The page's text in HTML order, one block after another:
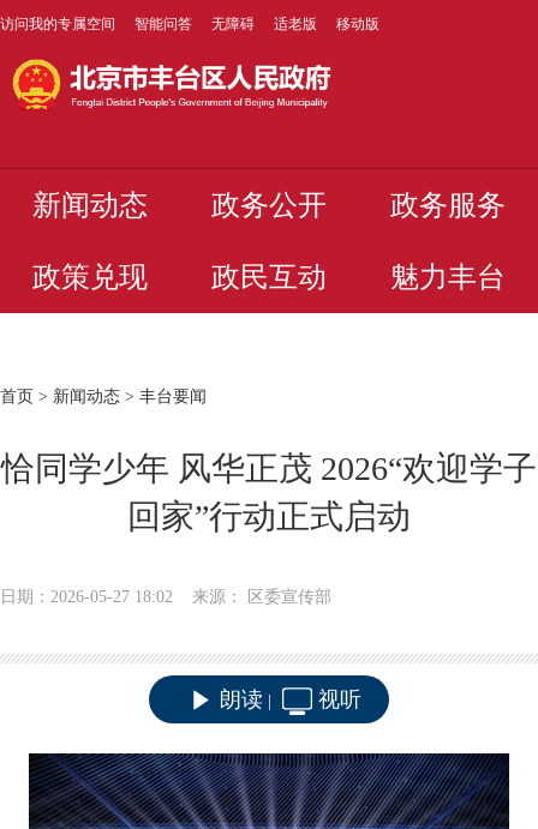
访问我的专属空间 智能问答 无障碍 适老版 移动版
新闻动态 政务公开 政务服务
政策兑现 政民互动 魅力丰台
首页 > 新闻动态 > 丰台要闻
恰同学少年 风华正茂 2026“欢迎学子
回家”行动正式启动
日期：2026-05-27 18:02 来源： 区委宣传部
朗读 视听